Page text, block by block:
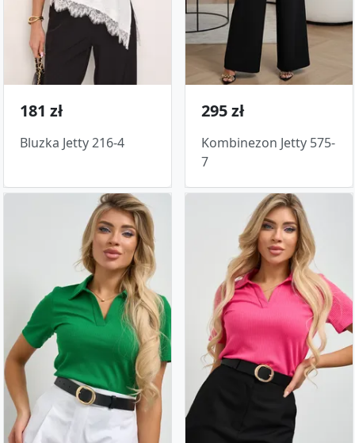
181 zł
Bluzka Jetty 216-4
295 zł
Kombinezon Jetty 575-
7